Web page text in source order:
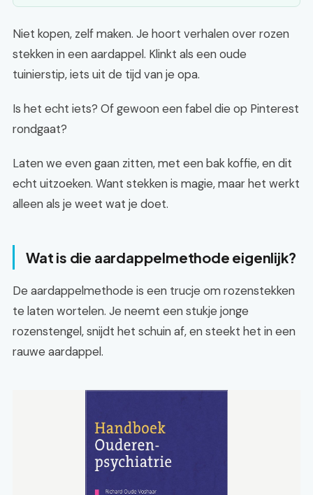
Niet kopen, zelf maken. Je hoort verhalen over rozen
stekken in een aardappel. Klinkt als een oude
tuinierstip, iets uit de tijd van je opa.
Is het echt iets? Of gewoon een fabel die op Pinterest
rondgaat?
Laten we even gaan zitten, met een bak koffie, en dit
echt uitzoeken. Want stekken is magie, maar het werkt
alleen als je weet wat je doet.
Wat is die aardappelmethode eigenlijk?
De aardappelmethode is een trucje om rozenstekken
te laten wortelen. Je neemt een stukje jonge
rozenstengel, snijdt het schuin af, en steekt het in een
rauwe aardappel.